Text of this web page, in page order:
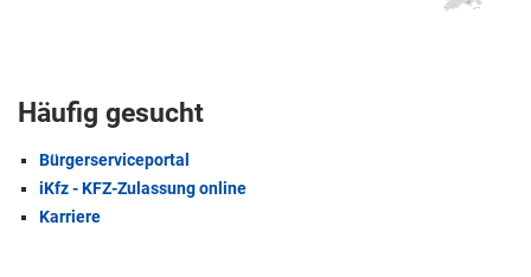
Häufig gesucht
Bürgerserviceportal
iKfz - KFZ-Zulassung online
Karriere